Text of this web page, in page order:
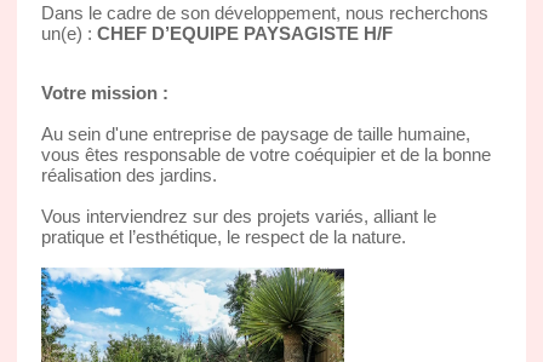
Dans le cadre de son développement, nous recherchons
un(e) : CHEF D’EQUIPE PAYSAGISTE H/F
Votre mission :
Au sein d'une entreprise de paysage de taille humaine,
vous êtes responsable de votre coéquipier et de la bonne
réalisation des jardins.
Vous interviendrez sur des projets variés, alliant le
pratique et l’esthétique, le respect de la nature.